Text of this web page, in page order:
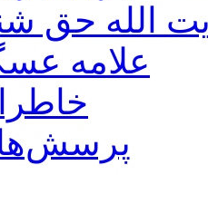
الله حق
علامه